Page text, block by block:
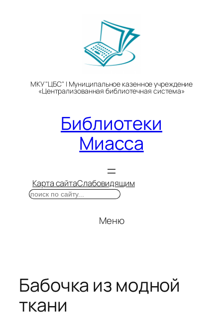
МКУ "ЦБС" | Муниципальное казенное учреждение
«Централизованная библиотечная система»
Библиотеки
Миасса
Карта сайтаСлабовидящим
Поиск
Меню
Бабочка из модной
ткани